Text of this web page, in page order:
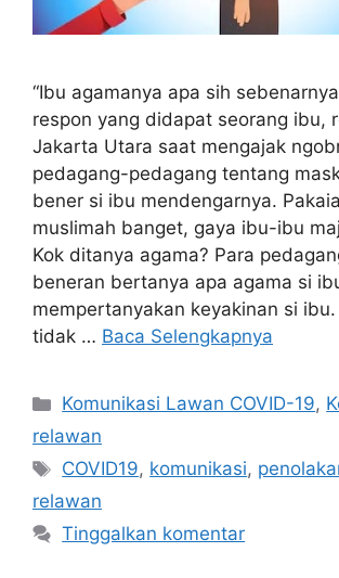
“Ibu agamanya apa sih
respon yang didapat seorang ibu,
Jakarta Utara saat mengajak
pedagang-pedagang tentang
bener si ibu mendengarnya.
muslimah banget, gaya ibu-ibu
Kok ditanya agama? Para
beneran bertanya apa agama si
mempertanyakan keyakinan si ibu.
tidak … Baca Selengkapnya
Kategori
Komunikasi Lawan COVID-19,
relawan
Tag
COVID19, komunikasi,
relawan
Tinggalkan komentar